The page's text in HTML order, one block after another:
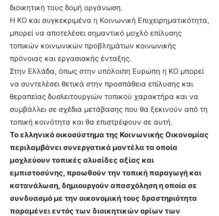
διοικητική τους δομή οργάνωση.
Η ΚΟ και συγκεκριμένα η Κοινωνική Επιχειρηματικότητα,
μπορεί να αποτελέσει σημαντικό μοχλό επίλυσης
τοπικών κοινωνικών προβλημάτων κοινωνικής
πρόνοιας και εργασιακής ένταξης.
Στην Ελλάδα, όπως στην υπόλοιπη Ευρώπη η ΚΟ μπορεί
να συντελέσει θετικά στην προσπάθεια επίλυσης και
θεραπείας δυσλειτουργιών τοπικού χαρακτήρα και να
συμβάλλει σε σχέδια μετάβασης που θα ξεκινούν από τη
τοπική κοινότητα και θα επιστρέφουν σε αυτή.
Το ελληνικό οικοσύστημα της Κοινωνικής Οικονομίας
περιλαμβάνει συνεργατικά μοντέλα τα οποία
μοχλεύουν τοπικές αλυσίδες αξίας και
εμπιστοσύνης, προωθούν την τοπική παραγωγή και
κατανάλωση, δημιουργούν απασχόληση η οποία σε
συνδυασμό με την οικονομική τους δραστηριότητα
παραμένει εντός των διοικητικών ορίων των